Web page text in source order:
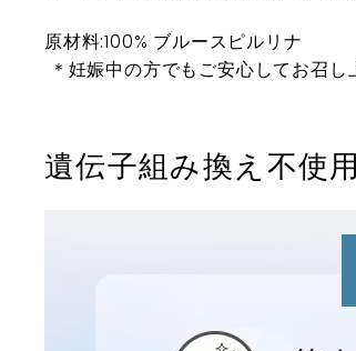
原材料:100% ブルースピルリナ
＊妊娠中の方でもご安心してお召し
遺伝子組み換え不